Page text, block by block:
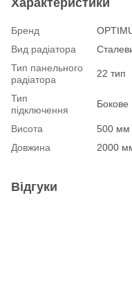
Бренд
Вид радіатора
Тип панельного
радіатора
22 тип
Тип
підключення
Бокове
Висота
500 мм
Довжина
2000
Відгуки